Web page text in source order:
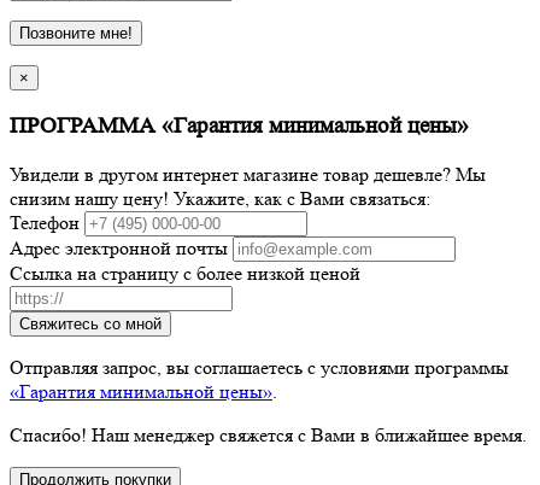
Позвоните мне!
×
ПРОГРАММА «Гарантия минимальной цены»
Увидели в другом интернет магазине товар дешевле? Мы
снизим нашу цену! Укажите, как с Вами связаться:
Телефон
Адрес электронной почты
Ссылка на страницу с более низкой ценой
Свяжитесь со мной
Отправляя запрос, вы соглашаетесь с условиями программы
«Гарантия минимальной цены»
Спасибо! Наш менеджер свяжется с Вами в ближайшее время.
Продолжить покупки